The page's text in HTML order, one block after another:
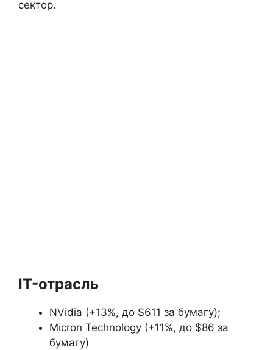
сектор.
IT-отрасль
NVidia (+13%, до $611 за бумагу);
Micron Technology (+11%, до $86 за
бумагу)